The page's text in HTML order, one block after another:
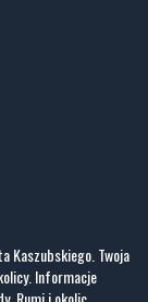
Kaszubskiego. Twoja
Informacje